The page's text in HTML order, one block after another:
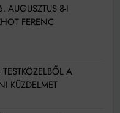
AUGUSZTUS 8-I
FERENC
A
KÜZDELMET